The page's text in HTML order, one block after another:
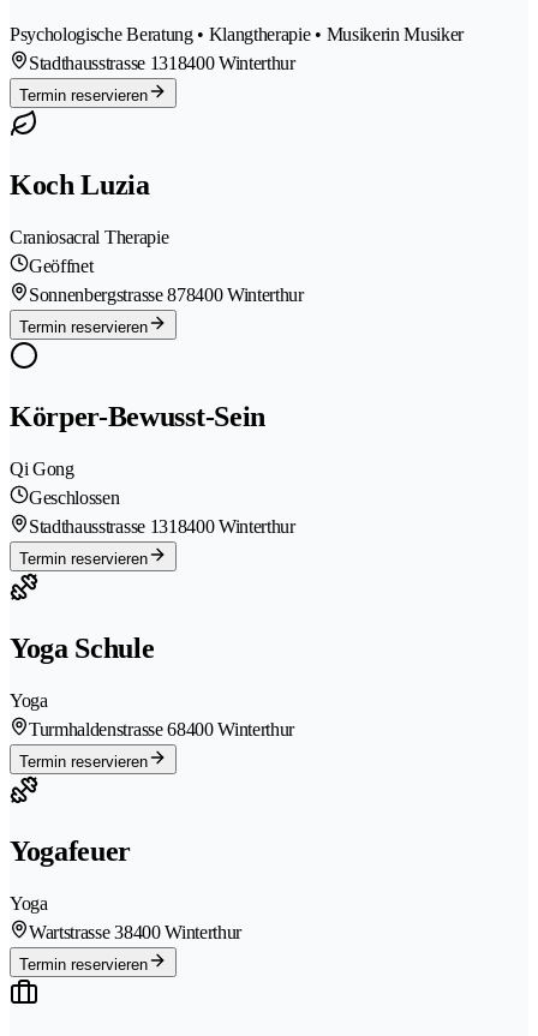
Psychologische Beratung • Klangtherapie • Musikerin Musiker
Stadthausstrasse 1318400 Winterthur
Termin reservieren
Koch Luzia
Craniosacral Therapie
Geöffnet
Sonnenbergstrasse 878400 Winterthur
Termin reservieren
Körper-Bewusst-Sein
Qi Gong
Geschlossen
Stadthausstrasse 1318400 Winterthur
Termin reservieren
Yoga Schule
Yoga
Turmhaldenstrasse 68400 Winterthur
Termin reservieren
Yogafeuer
Yoga
Wartstrasse 38400 Winterthur
Termin reservieren